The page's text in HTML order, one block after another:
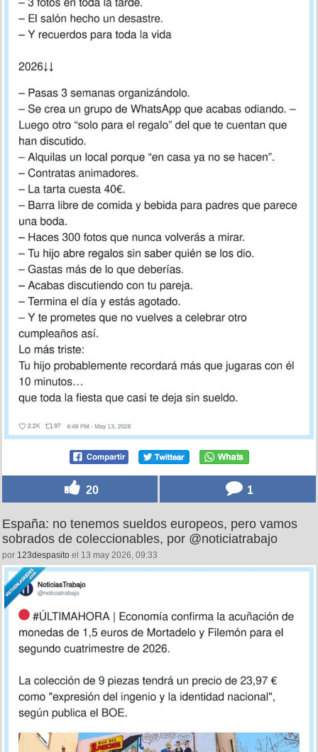
20 1
España: no tenemos sueldos europeos, pero vamos
sobrados de coleccionables, por @noticiatrabajo
por 123despasito el 13 may 2026, 09:33